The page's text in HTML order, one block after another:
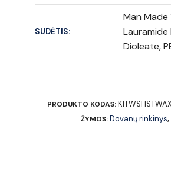
SUDĖTIS:
Man Made
Lauramide
Dioleate,
PRODUKTO KODAS:KITWSHSTWAX
ŽYMOS:Dovanų rinkinys,